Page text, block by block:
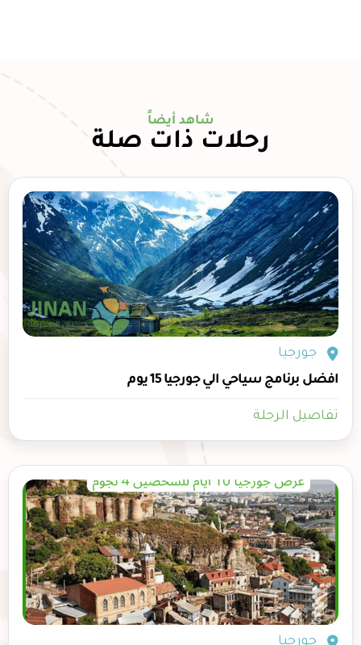
شاهد أيضاً
رحلات ذات صلة
جورجيا
افضل برنامج سياحي الي جورجيا 15 يوم
تفاصيل الرحلة
جورجيا